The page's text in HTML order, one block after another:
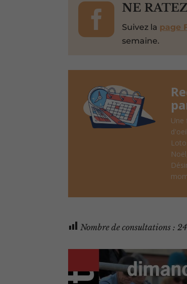
 NE
Suivez la page
semaine.
Une
d'oeil
Nombre de consultations :